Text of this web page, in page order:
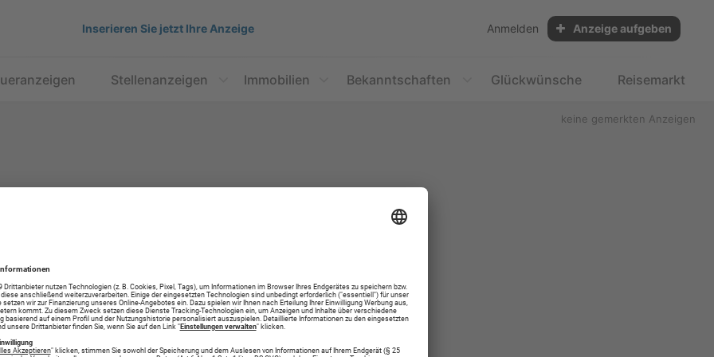
Inserieren Sie jetzt Ihre Anzeige Anmelden Anzeige aufgeben
Stellenanzeigen Immobilien Bekanntschaften Glückwünsche Reisemarkt
keine gemerkten Anzeigen